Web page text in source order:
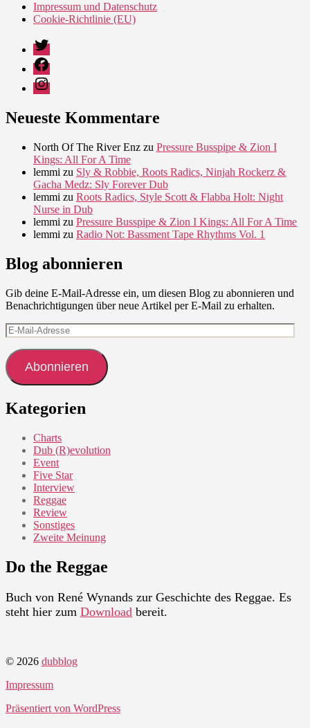
Impressum und Datenschutz
Cookie-Richtlinie (EU)
Twitter
Facebook
Instagram
Neueste Kommentare
North Of The River Enz zu Pressure Busspipe & Zion I
Kings: All For A Time
lemmi zu Sly & Robbie, Roots Radics, Ninjah Rockerz &
Gacha Medz: Sly Forever Dub
lemmi zu Roots Radics, Style Scott & Flabba Holt: Night
Nurse in Dub
lemmi zu Pressure Busspipe & Zion I Kings: All For A Time
lemmi zu Radio Not: Bassment Tape Rhythms Vol. 1
Blog abonnieren
Gib deine E-Mail-Adresse ein, um diesen Blog zu abonnieren und
Benachrichtigungen über neue Artikel per E-Mail zu erhalten.
E-
Mail-
Adresse
Abonnieren
Kategorien
Charts
Dub (R)evolution
Event
Five Star
Interview
Reggae
Review
Sonstiges
Zweite Meinung
Do the Reggae
Buch von René Wynands zur Geschichte des Reggae. Es
steht hier zum Download bereit.
© 2026 dubblog
Impressum
Präsentiert von WordPress